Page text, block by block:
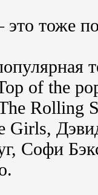
тоже
of the
Rolling
Girls,
Софи